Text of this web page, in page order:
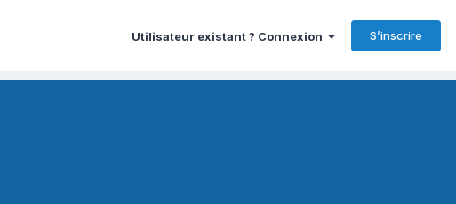
Utilisateur existant ? Connexion S’inscrire